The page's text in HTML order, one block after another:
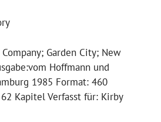
Garden City; New
Hoffmann und
1985 Format: 460
Kapitel Verfasst für: Kirby